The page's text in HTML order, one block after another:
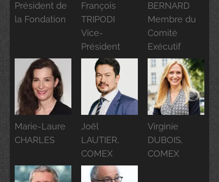
Président de
la Fondation
François
TRIPODI
Vice-
Président
BERNARD
Membre du
Comité
Exécutif
Marie-Laure
CHARLES
Joël
LAUTIER,
COMEX
Virginie
DUBOIS,
COMEX